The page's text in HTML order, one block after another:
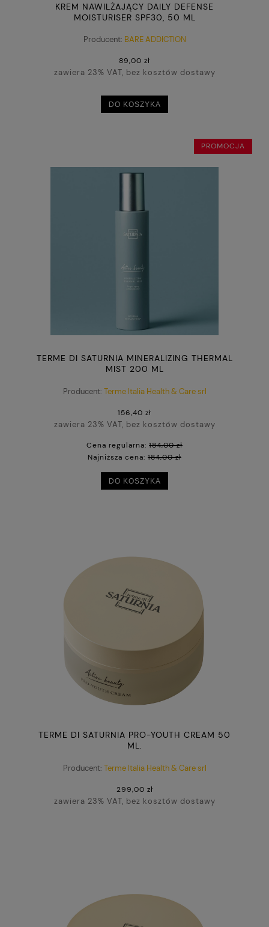
KREM NAWILŻAJĄCY DAILY DEFENSE
MOISTURISER SPF30, 50 ML
Producent: BARE ADDICTION
89,00 zł
zawiera 23% VAT, bez kosztów dostawy
DO KOSZYKA
TERME DI SATURNIA MINERALIZING THERMAL
MIST 200 ML
Producent: Terme Italia Health & Care srl
156,40 zł
zawiera 23% VAT, bez kosztów dostawy
Cena regularna: 184,00 zł
Najniższa cena: 184,00 zł
DO KOSZYKA
PROMOCJA
TERME DI SATURNIA PRO-YOUTH CREAM 50
ML.
Producent: Terme Italia Health & Care srl
299,00 zł
zawiera 23% VAT, bez kosztów dostawy